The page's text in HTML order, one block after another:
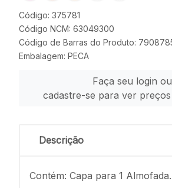
Código: 375781
Código NCM: 63049300
Código de Barras do Produto:
Embalagem: PECA
Faça seu login ou
cadastre-se para ver
Descrição
Contém: Capa para 1 Almofada.